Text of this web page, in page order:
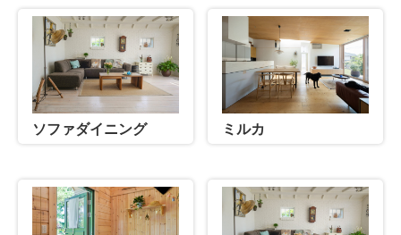
ソファダイニング ミルカ